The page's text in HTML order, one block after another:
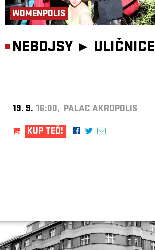
WOMENPOLIS
NEBOJSY ► ULIČNICE
19. 9. 16:00, PALÁC AKROPOLIS
KUP TEĎ!